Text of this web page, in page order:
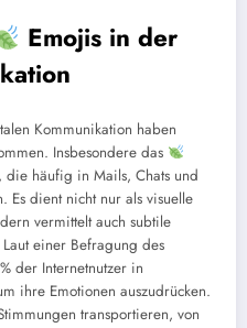
Emojis in der
Kommunikation haben
Insbesondere das
die häufig in Mails, Chats und
Es dient nicht nur als visuelle
vermittelt auch subtile
einer Befragung des
der Internetnutzer in
ihre Emotionen auszudrücken.
transportieren, von